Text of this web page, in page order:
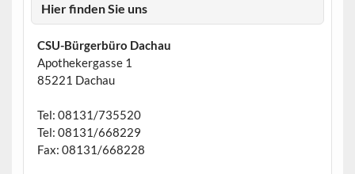
Hier finden Sie uns
CSU-Bürgerbüro Dachau
Apothekergasse 1
85221 Dachau
Tel: 08131/735520
Tel: 08131/668229
Fax: 08131/668228